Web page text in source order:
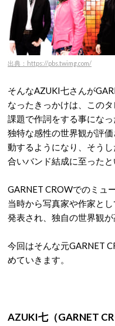
出典：https://pbs.twimg.com/
そんなAZUKI七さんが
なったきっかけは、この
課題で作詞をする事にな
独特な感性の世界観が評
動するようになり、そう
合いバンド結成に至ったと
GARNET CROWでのミュ
当時から写真家や作家と
発表され、独自の世界観が
今回はそんな元GARNET
めていきます。
AZUKI七（GARNET